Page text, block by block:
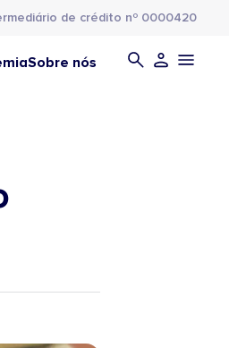
de crédito nº 0000420
Sobre nós